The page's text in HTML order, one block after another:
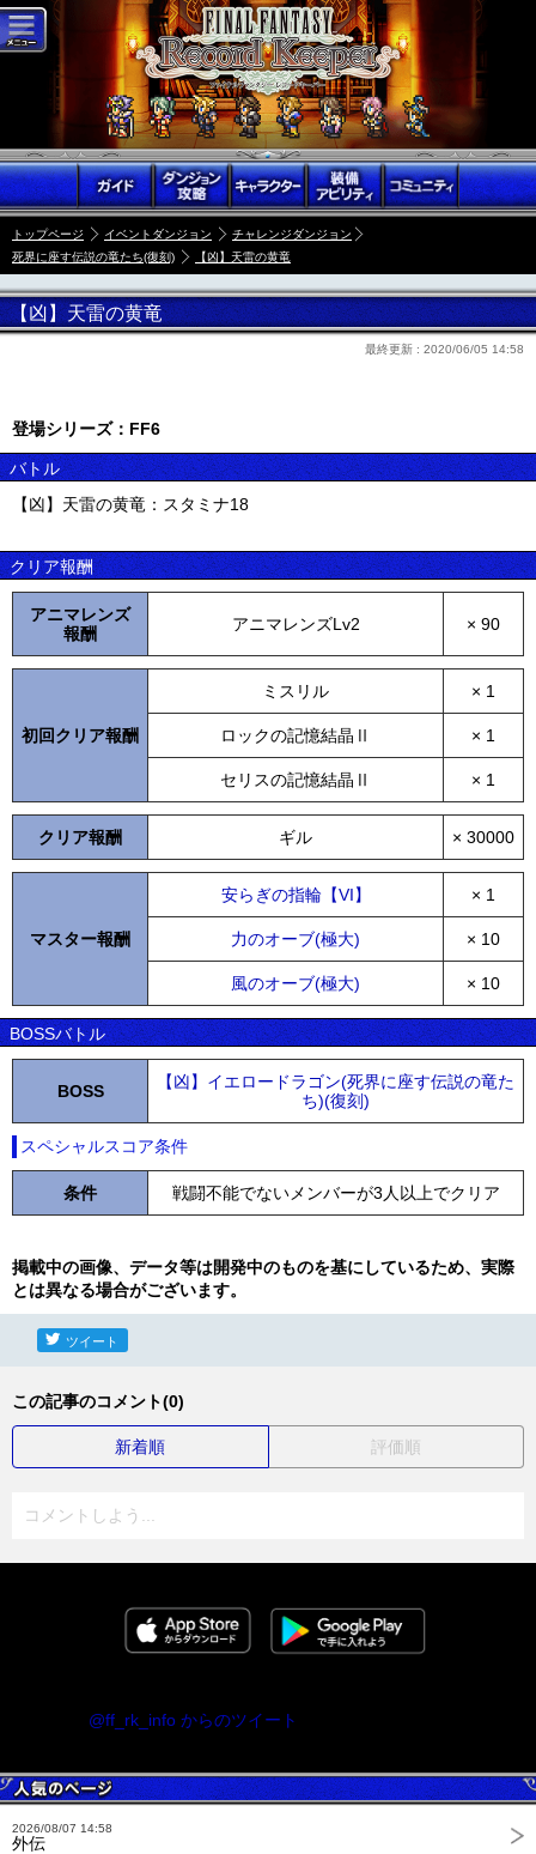
トップページ イベントダンジョン
チャレンジダンジョン
死界に座す伝説の竜たち(復刻)
【凶】天雷の黄竜
【凶】天雷の黄竜
最終更新 : 2020/06/05 14:58
登場シリーズ：FF6
バトル
【凶】天雷の黄竜：スタミナ18
クリア報酬
アニマレンズ
報酬
アニマレンズLv2 × 90
初回クリア報酬
ミスリル × 1
ロックの記憶結晶Ⅱ × 1
セリスの記憶結晶Ⅱ × 1
クリア報酬 ギル × 30000
マスター報酬
安らぎの指輪【VI】 × 1
力のオーブ(極大) × 10
風のオーブ(極大) × 10
BOSSバトル
BOSS
【凶】イエロードラゴン(死界に座す伝説の竜た
ち)(復刻)
スペシャルスコア条件
条件 戦闘不能でないメンバーが3人以上でクリア
掲載中の画像、データ等は開発中のものを基にしているため、実際
とは異なる場合がございます。
ツイート
この記事のコメント(0)
新着順 評価順
コメントしよう...
@ff_rk_info からのツイート
2026/08/07 14:58
外伝